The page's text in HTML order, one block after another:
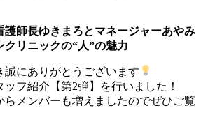
護師長ゆきまろとマネージャーあやみ
リニックの“人”の魅力
誠にありがとうございます
フ紹介【第2弾】を行いました！
らメンバーも増えましたのでぜひご覧